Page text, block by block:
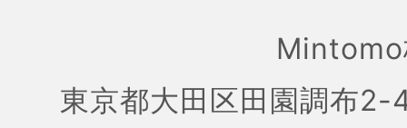
東京都大田区田園調布